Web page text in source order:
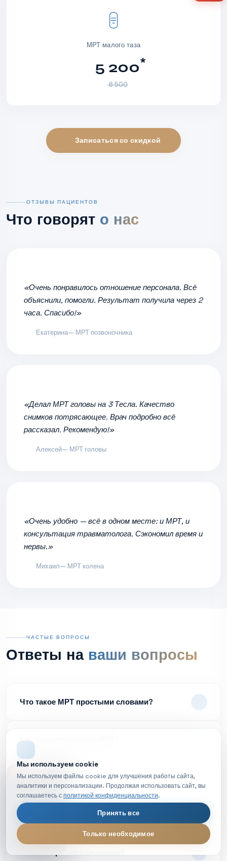
МРТ малого таза
5 200*
6 500
Записаться со скидкой
ОТЗЫВЫ ПАЦИЕНТОВ
Что говорят о нас
«Очень понравилось отношение персонала. Всё
объяснили, помогли. Результат получила через 2
часа. Спасибо!»
Екатерина— МРТ позвоночника
«Делал МРТ головы на 3 Тесла. Качество
снимков потрясающее. Врач подробно всё
рассказал. Рекомендую!»
Алексей— МРТ головы
«Очень удобно — всё в одном месте: и МРТ, и
консультация травматолога. Сэкономил время и
нервы.»
Михаил— МРТ колена
ЧАСТЫЕ ВОПРОСЫ
Ответы на ваши вопросы
Что такое МРТ простыми словами?
Как подготовиться к МРТ?
Больно ли делать МРТ?
Как долго ждать результаты?
Мы используем cookie
Мы используем файлы cookie для улучшения работы сайта,
аналитики и персонализации. Продолжая использовать сайт, вы
соглашаетесь сполитикой конфиденциальности.
Принять все
Только необходимое